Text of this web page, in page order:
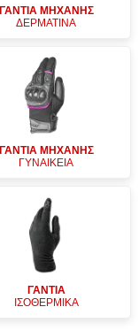
ΓΑΝΤΙΑ ΜΗΧΑΝΗΣ
ΔΕΡΜΑΤΙΝΑ
ΓΑΝΤΙΑ ΜΗΧΑΝΗΣ
ΓΥΝΑΙΚΕΙΑ
ΓΑΝΤΙΑ
ΙΣΟΘΕΡΜΙΚΑ